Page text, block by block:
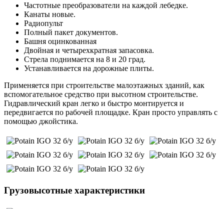
Частотные преобразователи на каждой лебедке.
Канаты новые.
Радиопульт
Полный пакет документов.
Башня оцинкованная
Двойная и четырехкратная запасовка.
Стрела поднимается на 8 и 20 град.
Устанавливается на дорожные плиты.
Применяется при строительстве малоэтажных зданий, как
вспомогательное средство при высотном строительстве.
Гидравлический кран легко и быстро монтируется и
передвигается по рабочей площадке. Кран просто управлять с
помощью джойстика.
Грузовысотные характеристики